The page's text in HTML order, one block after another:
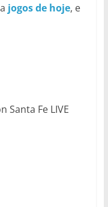
jogos de hoje, e
Santa Fe LIVE